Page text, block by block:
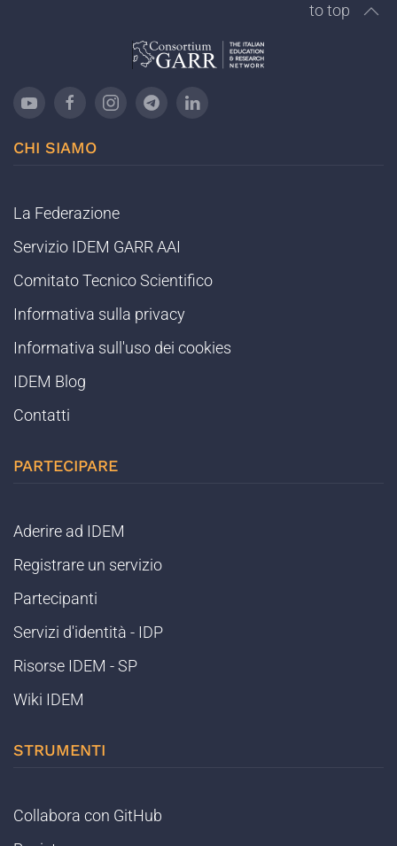
to top
CHI SIAMO
La Federazione
Servizio IDEM GARR AAI
Comitato Tecnico Scientifico
Informativa sulla privacy
Informativa sull'uso dei cookies
IDEM Blog
Contatti
PARTECIPARE
Aderire ad IDEM
Registrare un servizio
Partecipanti
Servizi d'identità - IDP
Risorse IDEM - SP
Wiki IDEM
STRUMENTI
Collabora con GitHub